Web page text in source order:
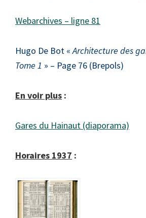
Webarchives – ligne 81
Hugo De Bot «Architecture des
Tome 1 » – Page 76 (Brepols)
En voir plus :
Gares du Hainaut (diaporama)
Horaires 1937 :